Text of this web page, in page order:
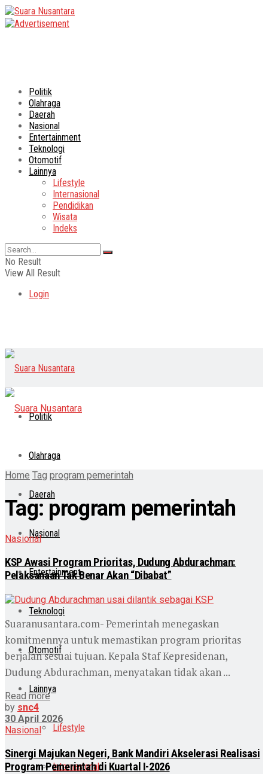
Politik
Olahraga
Daerah
Nasional
Entertainment
Teknologi
Otomotif
Lainnya
Lifestyle
Internasional
Pendidikan
Wisata
Indeks
No Result
View All Result
Login
Politik
Olahraga
Daerah
Nasional
Entertainment
Teknologi
Otomotif
Lainnya
Lifestyle
Internasional
Home Tag program pemerintah
Tag: program pemerintah
Nasional
KSP Awasi Program Prioritas, Dudung Abdurachman:
Pelaksanaan Tak Benar Akan “Dibabat”
Suaranusantara.com- Pemerintah menegaskan
komitmennya untuk memastikan program prioritas
berjalan sesuai tujuan. Kepala Staf Kepresidenan,
Dudung Abdurachman, menyatakan tidak akan ...
Read more
by snc4
30 April 2026
Nasional
Sinergi Majukan Negeri, Bank Mandiri Akselerasi Realisasi
Program Pemerintah di Kuartal I-2026